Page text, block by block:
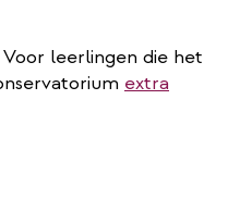
leerlingen die het
extra